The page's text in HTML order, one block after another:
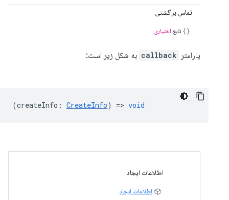
تماس برگشتی
تابع اختیاری
پارامتر callback به شکل زیر است:
(createInfo : CreateInfo) => void
اطلاعات ایجاد
اطلاعات ایجاد